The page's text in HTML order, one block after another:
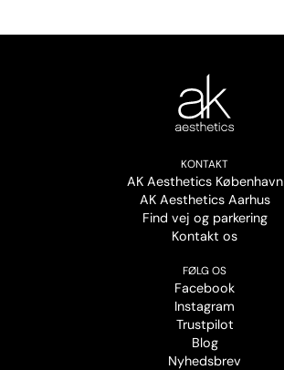
KONTAKT
AK Aesthetics København
AK Aesthetics Aarhus
Find vej og parkering
Kontakt os
FØLG OS
Facebook
Instagram
Trustpilot
Blog
Nyhedsbrev